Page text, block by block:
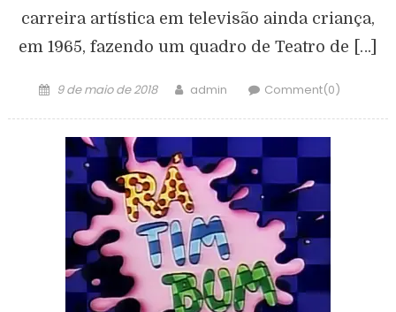
carreira artística em televisão ainda criança,
em 1965, fazendo um quadro de Teatro de […]
9 de maio de 2018 admin Comment(0)